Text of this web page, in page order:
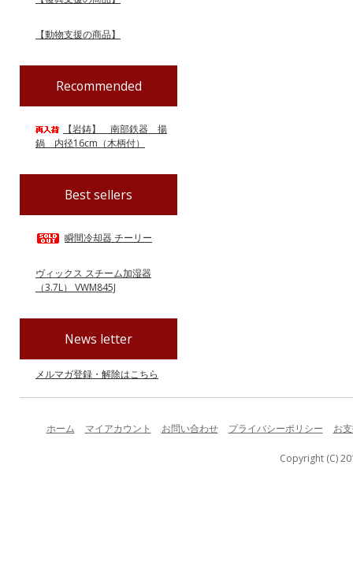
【動物支援の商品】
Recommended
【岩鋳】 南部鉄器 揚
鍋 内径16cm（木柄付）
Best sellers
瞬間冷却器 チーリー
ヴィックス スチーム加湿器
（3.7L） VWM845J
News letter
メルマガ登録・解除はこちら
ホーム マイアカウント お問い合わせ プライバシーポリシー お
Copyright (C)